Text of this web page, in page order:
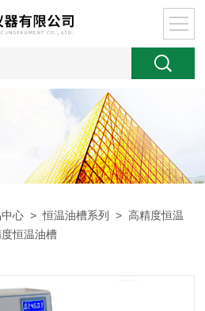
心 >恒温油槽系列 >高精度恒温
恒温油槽